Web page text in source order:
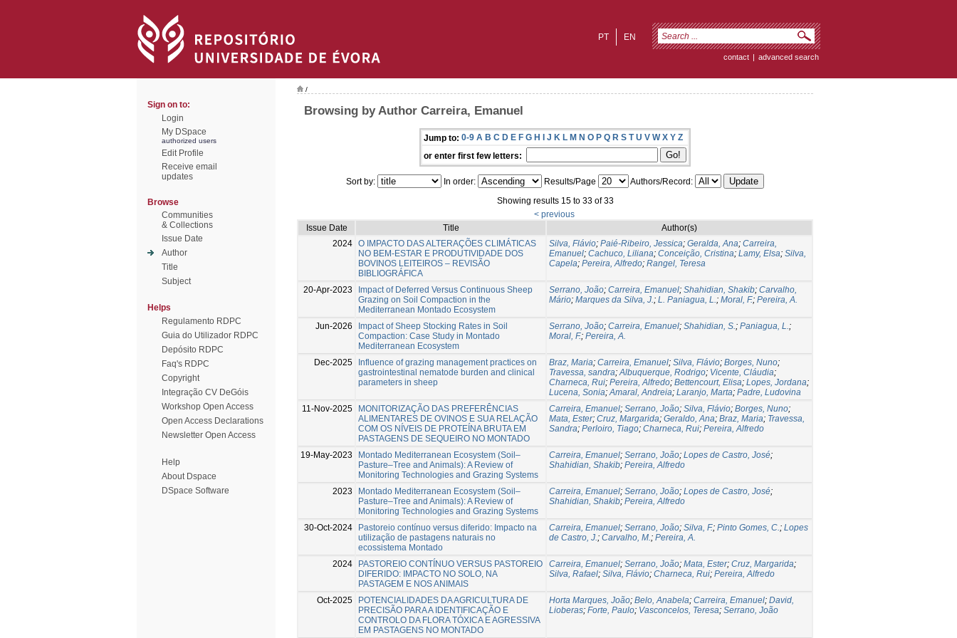
EN
PT
contact | advanced search
Sign on to:
Login
My DSpace
authorized users
Edit Profile
Receive email
updates
Browse
Communities
& Collections
Issue Date
Author
Title
Subject
Helps
Regulamento RDPC
Guia do Utilizador RDPC
Depósito RDPC
Faq's RDPC
Copyright
Integração CV DeGóis
Workshop Open Access
Open Access Declarations
Newsletter Open Access
Help
About Dspace
DSpace Software
/
Browsing by Author Carreira, Emanuel
Jump to: 0-9 A B C D E F G H I J K L M N O P Q R S T U V W X Y Z
or enter first few letters:
Sort by: In order: Results/Page
Authors/Record:
Showing results 15 to 33 of 33
< previous
Issue Date
Title
Author(s)
2024 O IMPACTO DAS ALTERAÇÕES CLIMÁTICAS
NO BEM-ESTAR E PRODUTIVIDADE DOS
BOVINOS LEITEIROS – REVISÃO
BIBLIOGRÁFICA
Silva, Flávio; Paié-Ribeiro, Jessica; Geralda, Ana; Carreira,
Emanuel; Cachuco, Liliana; Conceição, Cristina; Lamy, Elsa; Silva,
Capela; Pereira, Alfredo; Rangel, Teresa
20-Apr-2023
Impact of Deferred Versus Continuous Sheep
Grazing on Soil Compaction in the
Mediterranean Montado Ecosystem
Serrano, João; Carreira, Emanuel; Shahidian, Shakib; Carvalho,
Mário; Marques da Silva, J.; L. Paniagua, L.; Moral, F.; Pereira, A.
Jun-2026
Impact of Sheep Stocking Rates in Soil
Compaction: Case Study in Montado
Mediterranean Ecosystem
Serrano, João; Carreira, Emanuel; Shahidian, S.; Paniagua, L.;
Moral, F.; Pereira, A.
Dec-2025
Influence of grazing management practices on
gastrointestinal nematode burden and clinical
parameters in sheep
Braz, Maria; Carreira, Emanuel; Silva, Flávio; Borges, Nuno;
Travessa, sandra;Albuquerque, Rodrigo; Vicente, Cláudia;
Charneca, Rui; Pereira, Alfredo; Bettencourt, Elisa; Lopes, Jordana;
Lucena, Sonia;Amaral, Andreia; Laranjo, Marta; Padre, Ludovina
11-Nov-2025
MONITORIZAÇÃO DAS PREFERÊNCIAS
ALIMENTARES DE OVINOS E SUA RELAÇÃO
COM OS NÍVEIS DE PROTEÍNA BRUTA EM
PASTAGENS DE SEQUEIRO NO MONTADO
Carreira, Emanuel; Serrano, João; Silva, Flávio; Borges, Nuno;
Mata, Ester; Cruz, Margarida; Geraldo, Ana; Braz, Maria; Travessa,
Sandra; Perloiro, Tiago; Charneca, Rui; Pereira, Alfredo
19-May-2023
Montado Mediterranean Ecosystem (Soil–
Pasture–Tree and Animals): A Review of
Monitoring Technologies and Grazing Systems
Carreira, Emanuel; Serrano, João; Lopes de Castro, José;
Shahidian, Shakib; Pereira, Alfredo
2023
Montado Mediterranean Ecosystem (Soil–
Pasture–Tree and Animals): A Review of
Monitoring Technologies and Grazing Systems
Carreira, Emanuel; Serrano, João; Lopes de Castro, José;
Shahidian, Shakib; Pereira, Alfredo
30-Oct-2024
Pastoreio contínuo versus diferido: Impacto na
utilização de pastagens naturais no
ecossistema Montado
Carreira, Emanuel; Serrano, João; Silva, F.; Pinto Gomes, C.; Lopes
de Castro, J.; Carvalho, M.; Pereira, A.
2024
PASTOREIO CONTÍNUO VERSUS PASTOREIO
DIFERIDO: IMPACTO NO SOLO, NA
PASTAGEM E NOS ANIMAIS
Carreira, Emanuel; Serrano, João; Mata, Ester; Cruz, Margarida;
Silva, Rafael; Silva, Flávio; Charneca, Rui; Pereira, Alfredo
Oct-2025
POTENCIALIDADES DA AGRICULTURA DE
PRECISÃO PARA A IDENTIFICAÇÃO E
CONTROLO DA FLORA TÓXICA E AGRESSIVA
EM PASTAGENS NO MONTADO
Horta Marques, João; Belo, Anabela; Carreira, Emanuel; David,
Lioberas; Forte, Paulo; Vasconcelos, Teresa; Serrano, João